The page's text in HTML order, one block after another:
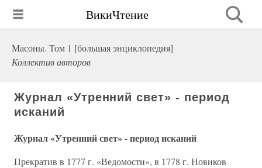
ВикиЧтение
Масоны. Том 1 [большая энциклопедия]
Коллектив авторов
Журнал «Утренний свет» - период
исканий
Журнал «Утренний свет» - период исканий
Прекратив в 1777 г. «Ведомости», в 1778 г. Новиков